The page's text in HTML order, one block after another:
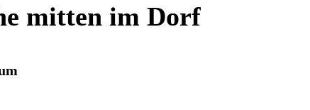
mitten im Dorf